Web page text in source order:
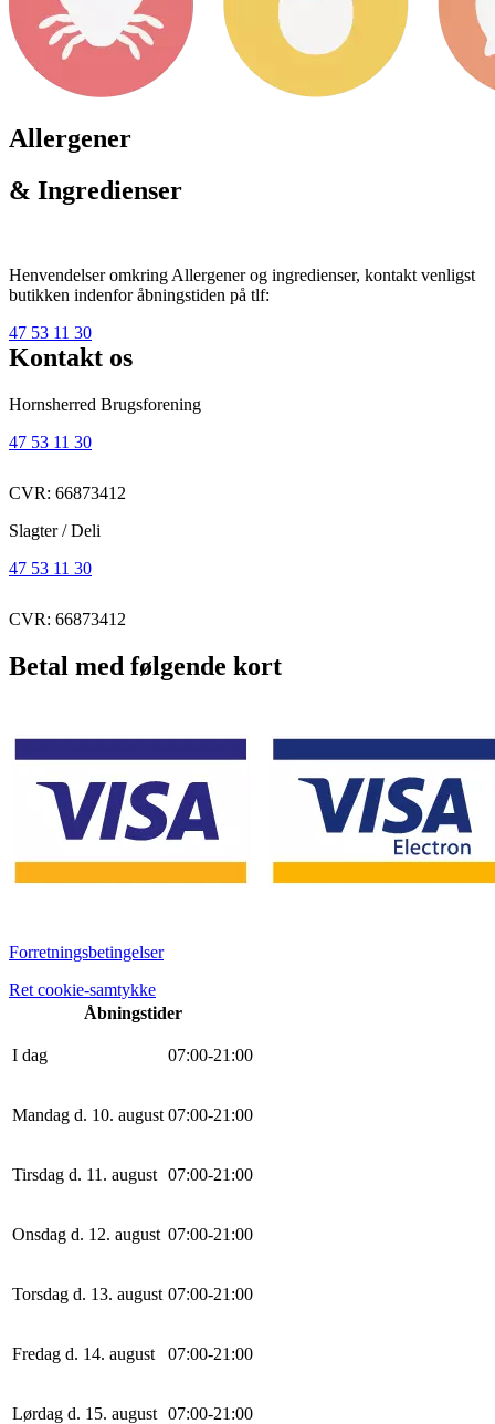
Allergener
& Ingredienser
Henvendelser omkring Allergener og ingredienser, kontakt venligst
butikken indenfor åbningstiden på tlf:
47 53 11 30
Kontakt os
Hornsherred Brugsforening
47 53 11 30
CVR: 66873412
Slagter / Deli
47 53 11 30
CVR: 66873412
Betal med følgende kort
Forretningsbetingelser
Ret cookie-samtykke
Åbningstider
I dag 07:00-21 :00
Mandag d. 10. august 07:00-21 :00
Tirsdag d. 11. august 07:00-21 :00
Onsdag d. 12. august 07:00-21 :00
Torsdag d. 13. august 07:00-21 :00
Fredag d. 14. august 07:00-21 :00
Lørdag d. 15. august 07:00-21 :00